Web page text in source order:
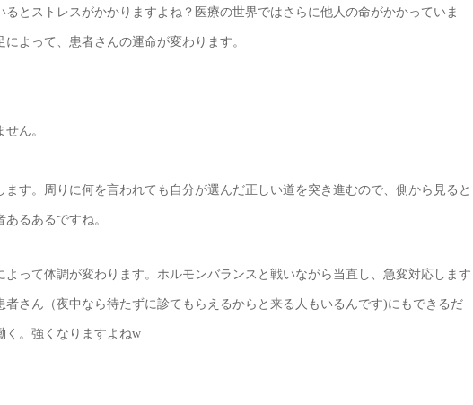
とストレスがかかりますよね？医療の世界ではさらに他人の命がかかっていま
よって、患者さんの運命が変わります。
ん。
す。周りに何を言われても自分が選んだ正しい道を突き進むので、側から見ると
るあるですね。
って体調が変わります。ホルモンバランスと戦いながら当直し、急変対応します
者さん（夜中なら待たずに診てもらえるからと来る人もいるんです)にもできるだ
く。強くなりますよねw